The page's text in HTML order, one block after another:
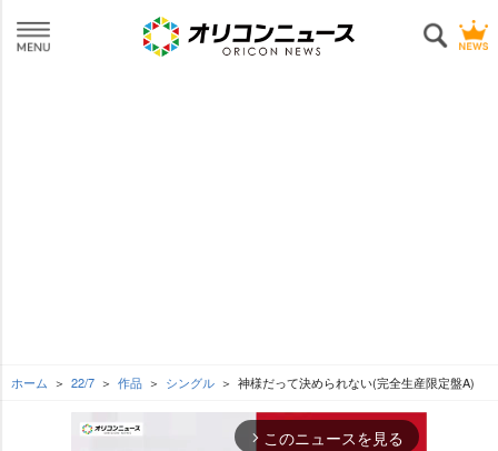
ホーム 22/7 作品 シングル 神様だって決められない(完全生産限定盤A)
arrow_forward_ios このニュースを見る